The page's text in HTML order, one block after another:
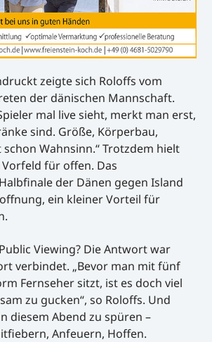
zeigte sich Roloffs vom
der dänischen Mannschaft.
mal live sieht, merkt man erst,
sind. Größe, Körperbau,
schon Wahnsinn.“ Trotzdem hielt
Vorfeld für offen. Das
der Dänen gegen Island
ein kleiner Vorteil für
Viewing? Die Antwort war
verbindet. „Bevor man mit fünf
Fernseher sitzt, ist es doch viel
zu gucken“, so Roloffs. Und
diesem Abend zu spüren –
Anfeuern, Hoffen.